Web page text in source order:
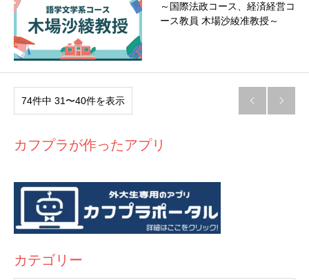
～国際法政コース、経済経営コ
ース教員 木場沙綾准教授～
74件中 31〜40件を表示  
カフプラが作ったアプリ
カテゴリー